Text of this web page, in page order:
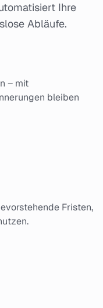
Ihre
Abläufe.
– mit
bleiben
Fristen,